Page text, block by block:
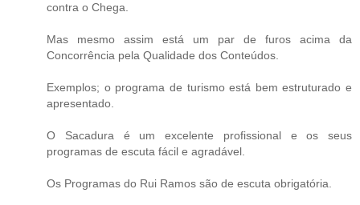
contra o Chega.
Mas mesmo assim está um par de furos acima da
Concorrência pela Qualidade dos Conteúdos.
Exemplos; o programa de turismo está bem estruturado e
apresentado.
O Sacadura é um excelente profissional e os seus
programas de escuta fácil e agradável.
Os Programas do Rui Ramos são de escuta obrigatória.